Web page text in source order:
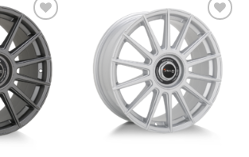
Aggiungi
alla lista
dei
desideri
Aggiungi
alla lista
dei
desideri